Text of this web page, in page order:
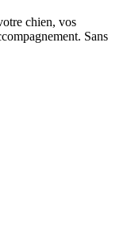
chien, vos
Sans